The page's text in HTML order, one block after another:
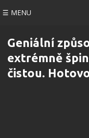
☰ MENU
Geniální
extrémně
čistou.